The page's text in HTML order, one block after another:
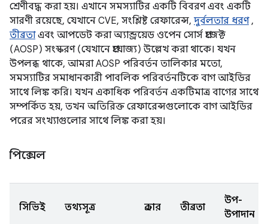
শ্রেণীবদ্ধ করা হয়। এখানে সমস্যাটির একটি বিবরণ এবং একটি
সারণী রয়েছে, যেখানে CVE, সংশ্লিষ্ট রেফারেন্স, দুর্বলতার ধরণ,
তীব্রতাএবং আপডেট করা অ্যান্ড্রয়েড ওপেন সোর্স প্রজেক্ট
(AOSP) সংস্করণ (যেখানে প্রযোজ্য) উল্লেখ করা থাকে। যখন
উপলব্ধ থাকে, আমরা AOSP পরিবর্তন তালিকার মতো,
সমস্যাটির সমাধানকারী পাবলিক পরিবর্তনটিকে বাগ আইডির
সাথে লিঙ্ক করি। যখন একাধিক পরিবর্তন একটিমাত্র বাগের সাথে
সম্পর্কিত হয়, তখন অতিরিক্ত রেফারেন্সগুলোকে বাগ আইডির
পরের সংখ্যাগুলোর সাথে লিঙ্ক করা হয়।
পিক্সেল
সিভিই তথ্যসূত্র প্রকার তীব্রতা
উপ-
উপাদান